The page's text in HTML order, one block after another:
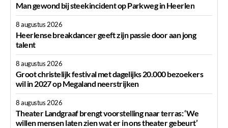
Man gewond bij steekincident op Parkweg in Heerlen
8 augustus 2026
Heerlense breakdancer geeft zijn passie door aan jong
talent
8 augustus 2026
Groot christelijk festival met dagelijks 20.000 bezoekers
wil in 2027 op Megaland neerstrijken
8 augustus 2026
Theater Landgraaf brengt voorstelling naar terras: ‘We
willen mensen laten zien wat er in ons theater gebeurt’